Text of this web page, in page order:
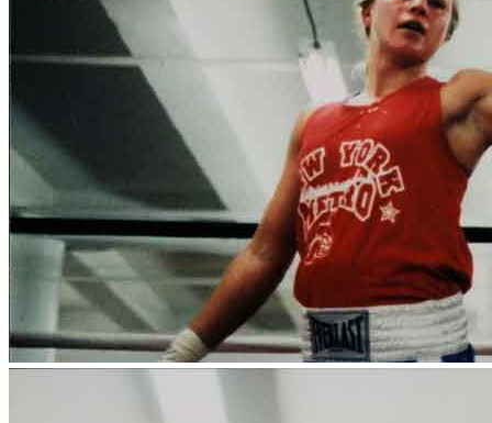
Progetti
News